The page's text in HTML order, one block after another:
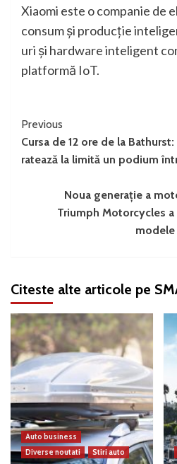
Xiaomi este o companie de
consum și producție
uri și hardware inteligent
platformă IoT.
Continue
Reading
Previous
Cursa de 12 ore de la
ratează la limită un podium
Noua generație a
Triumph Motorcycles
Citeste alte articole pe
Auto business
Diverse noutati
Stiri auto